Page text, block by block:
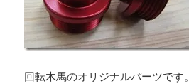
回転木馬のオリジナルパーツです。